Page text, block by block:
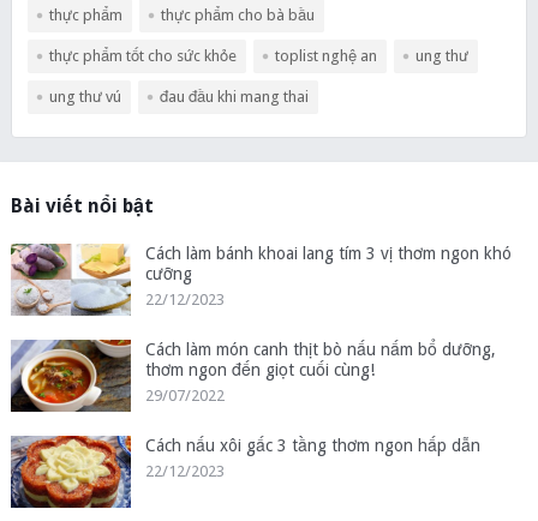
thực phẩm thực phẩm cho bà bầu
thực phẩm tốt cho sức khỏe toplist nghệ an ung thư
ung thư vú đau đầu khi mang thai
Bài viết nổi bật
Cách làm bánh khoai lang tím 3 vị thơm ngon khó
cưỡng
22/12/2023
Cách làm món canh thịt bò nấu nấm bổ dưỡng,
thơm ngon đến giọt cuối cùng!
29/07/2022
Cách nấu xôi gấc 3 tầng thơm ngon hấp dẫn
22/12/2023